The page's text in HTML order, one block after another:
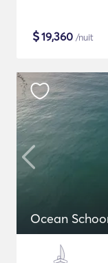
$19,360 /nuit
Ocean